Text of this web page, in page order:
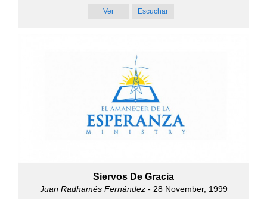
Ver Escuchar
Siervos De Gracia
Juan Radhamés Fernández- 28 November, 1999